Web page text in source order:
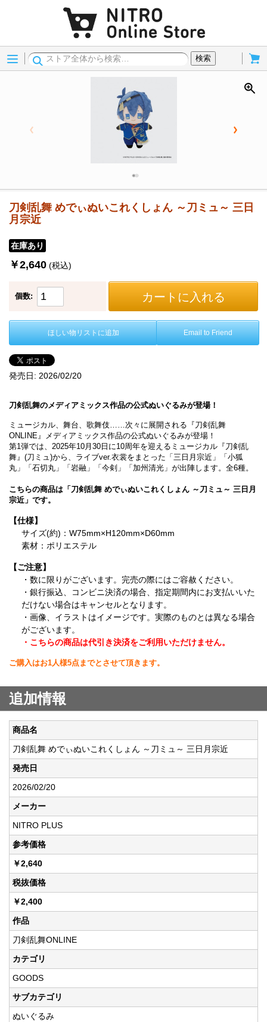
Menu
検索
刀剣乱舞 めでぃぬいこれくしょん ～刀ミュ～ 三日
月宗近
在庫あり
￥2,640 (税込)
個数: カートに入れる
ほしい物リストに追加 Email to Friend
発売日: 2026/02/20
刀剣乱舞のメディアミックス作品の公式ぬいぐるみが登場！
ミュージカル、舞台、歌舞伎……次々に展開される『刀剣乱舞
ONLINE』メディアミックス作品の公式ぬいぐるみが登場！
第1弾では、2025年10月30日に10周年を迎えるミュージカル『刀剣乱
舞』(刀ミュ)から、ライブver.衣裳をまとった「三日月宗近」「小狐
丸」「石切丸」「岩融」「今剣」「加州清光」が出陣します。全6種。
こちらの商品は「刀剣乱舞 めでぃぬいこれくしょん ～刀ミュ～ 三日月
宗近」です。
【仕様】
サイズ(約)：W75mm×H120mm×D60mm
素材：ポリエステル
【ご注意】
・数に限りがございます。完売の際にはご容赦ください。
・銀行振込、コンビニ決済の場合、指定期間内にお支払いいた
だけない場合はキャンセルとなります。
・画像、イラストはイメージです。実際のものとは異なる場合
がございます。
・こちらの商品は代引き決済をご利用いただけません。
ご購入はお1人様5点までとさせて頂きます。
追加情報
商品名
刀剣乱舞 めでぃぬいこれくしょん ～刀ミュ～ 三日月宗近
発売日
2026/02/20
メーカー
NITRO PLUS
参考価格
￥2,640
税抜価格
￥2,400
作品
刀剣乱舞ONLINE
カテゴリ
GOODS
サブカテゴリ
ぬいぐるみ